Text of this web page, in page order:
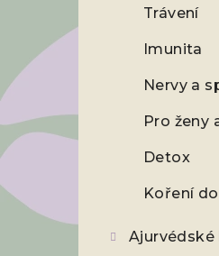
a
í
n
Trávení
Imunita
Nervy a
Pro ženy
Detox
Koření
Ajurvédské